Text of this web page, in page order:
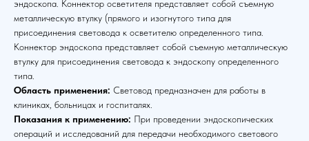
эндоскопа. Коннектор осветителя представляет собой съемную
металлическую втулку (прямого и изогнутого типа для
присоединения световода к осветителю определенного типа.
Коннектор эндоскопа представляет собой съемную металлическую
втулку для присоединения световода к эндоскопу определенного
типа.
Область применения: Световод предназначен для работы в
клиниках, больницах и госпиталях.
Показания к применению: При проведении эндоскопических
операций и исследований для передачи необходимого светового